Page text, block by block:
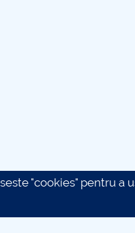
"cookies" pentru a